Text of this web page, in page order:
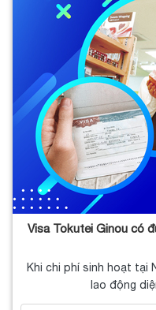
Visa Tokutei Ginou có
Khi chi phí sinh hoạt tại
lao động